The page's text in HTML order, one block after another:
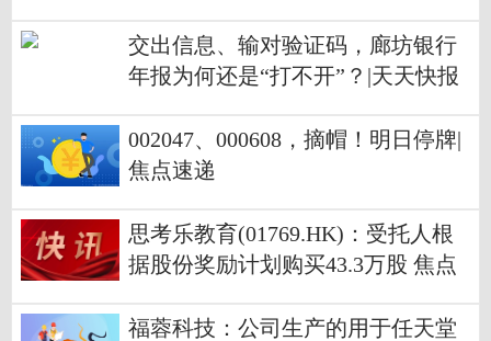
交出信息、输对验证码，廊坊银行
年报为何还是“打不开”？|天天快报
002047、000608，摘帽！明日停牌|
焦点速递
思考乐教育(01769.HK)：受托人根
据股份奖励计划购买43.3万股 焦点
福蓉科技：公司生产的用于任天堂